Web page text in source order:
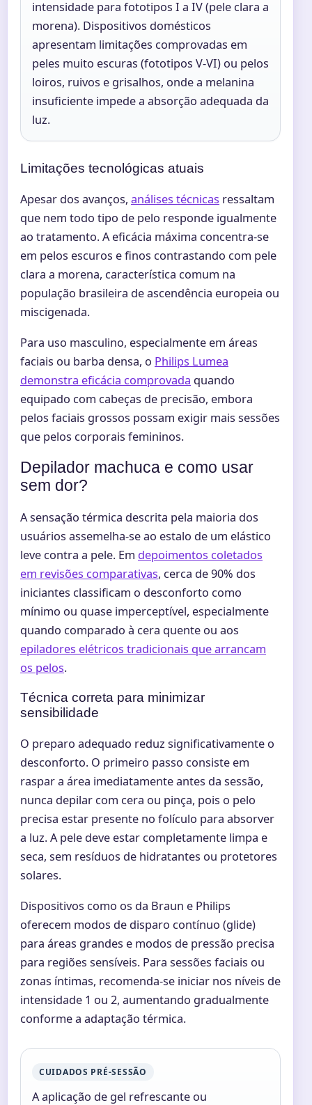
intensidade para fototipos I a IV (pele clara a
morena). Dispositivos domésticos
apresentam limitações comprovadas em
peles muito escuras (fototipos V-VI) ou pelos
loiros, ruivos e grisalhos, onde a melanina
insuficiente impede a absorção adequada da
luz.
Limitações tecnológicas atuais
Apesar dos avanços, análises técnicas ressaltam
que nem todo tipo de pelo responde igualmente
ao tratamento. A eficácia máxima concentra-se
em pelos escuros e finos contrastando com pele
clara a morena, característica comum na
população brasileira de ascendência europeia ou
miscigenada.
Para uso masculino, especialmente em áreas
faciais ou barba densa, o Philips Lumea
demonstra eficácia comprovada quando
equipado com cabeças de precisão, embora
pelos faciais grossos possam exigir mais sessões
que pelos corporais femininos.
Depilador machuca e como usar
sem dor?
A sensação térmica descrita pela maioria dos
usuários assemelha-se ao estalo de um elástico
leve contra a pele. Em depoimentos coletados
em revisões comparativas, cerca de 90% dos
iniciantes classificam o desconforto como
mínimo ou quase imperceptível, especialmente
quando comparado à cera quente ou aos
epiladores elétricos tradicionais que arrancam
os pelos.
Técnica correta para minimizar
sensibilidade
O preparo adequado reduz significativamente o
desconforto. O primeiro passo consiste em
raspar a área imediatamente antes da sessão,
nunca depilar com cera ou pinça, pois o pelo
precisa estar presente no folículo para absorver
a luz. A pele deve estar completamente limpa e
seca, sem resíduos de hidratantes ou protetores
solares.
Dispositivos como os da Braun e Philips
oferecem modos de disparo contínuo (glide)
para áreas grandes e modos de pressão precisa
para regiões sensíveis. Para sessões faciais ou
zonas íntimas, recomenda-se iniciar nos níveis de
intensidade 1 ou 2, aumentando gradualmente
conforme a adaptação térmica.
CUIDADOS PRÉ-SESSÃO
A aplicação de gel refrescante ou